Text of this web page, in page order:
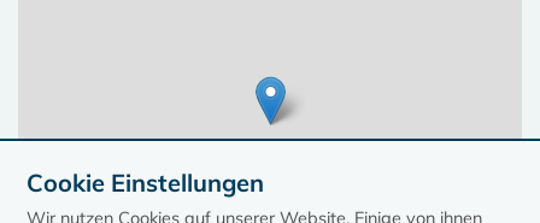
Cookie Einstellungen
Wir nutzen Cookies auf unserer Website. Einige von ihnen